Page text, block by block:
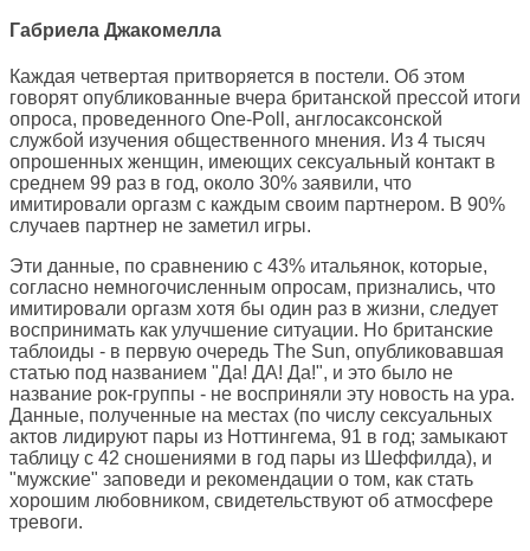
Габриела Джакомелла
Каждая четвертая притворяется в постели. Об этом
говорят опубликованные вчера британской прессой итоги
опроса, проведенного One-Poll, англосаксонской
службой изучения общественного мнения. Из 4 тысяч
опрошенных женщин, имеющих сексуальный контакт в
среднем 99 раз в год, около 30% заявили, что
имитировали оргазм с каждым своим партнером. В 90%
случаев партнер не заметил игры.
Эти данные, по сравнению с 43% итальянок, которые,
согласно немногочисленным опросам, признались, что
имитировали оргазм хотя бы один раз в жизни, следует
воспринимать как улучшение ситуации. Но британские
таблоиды - в первую очередь The Sun, опубликовавшая
статью под названием "Да! ДА! Да!", и это было не
название рок-группы - не восприняли эту новость на ура.
Данные, полученные на местах (по числу сексуальных
актов лидируют пары из Ноттингема, 91 в год; замыкают
таблицу с 42 сношениями в год пары из Шеффилда), и
"мужские" заповеди и рекомендации о том, как стать
хорошим любовником, свидетельствуют об атмосфере
тревоги.